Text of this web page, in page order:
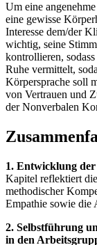
Um eine
eine gewisse
Interesse dem/der
wichtig, seine
kontrollieren,
Ruhe vermittelt,
Körpersprache soll
von Vertrauen und
der Nonverbalen
1. Entwicklung der
Kapitel reflektiert
methodischer
Empathie sowie die
2. Selbstführung
in den